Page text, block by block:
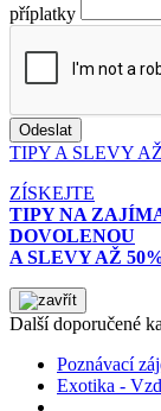
příplatky
TIPY A SLEVY
ZÍSKEJTE
TIPY NA
DOVOLENOU
A SLEVY AŽ
Další doporučené
Poznávací
Exotika -